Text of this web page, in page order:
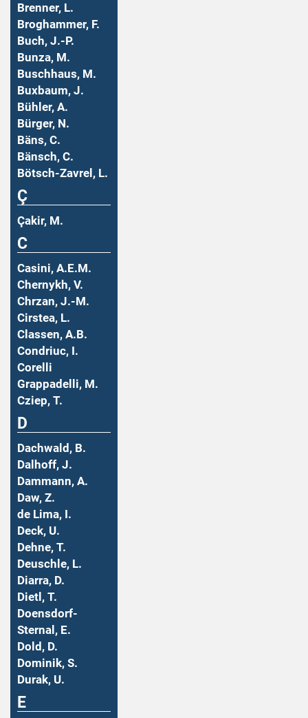
Brenner, L.
Broghammer, F.
Buch, J.-P.
Bunza, M.
Buschhaus, M.
Buxbaum, J.
Bühler, A.
Bürger, N.
Bäns, C.
Bänsch, C.
Bötsch-Zavrel, L.
Ç
Çakir, M.
C
Casini, A.E.M.
Chernykh, V.
Chrzan, J.-M.
Cirstea, L.
Classen, A.B.
Condriuc, I.
Corelli
Grappadelli, M.
Cziep, T.
D
Dachwald, B.
Dalhoff, J.
Dammann, A.
Daw, Z.
de Lima, I.
Deck, U.
Dehne, T.
Deuschle, L.
Diarra, D.
Dietl, T.
Doensdorf-
Sternal, E.
Dold, D.
Dominik, S.
Durak, U.
E